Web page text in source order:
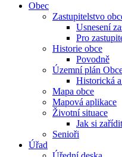
Obec
Zastupitelstvo
Usnesení
Pro
Historie obce
Povodně
Územní plán
Historická
Mapa obce
Mapová aplikace
Životní situace
Jak si zařídit
Senioři
Úřad